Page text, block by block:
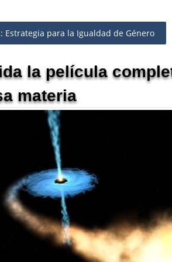
Estrategia para la Igualdad de Género
la película
materia